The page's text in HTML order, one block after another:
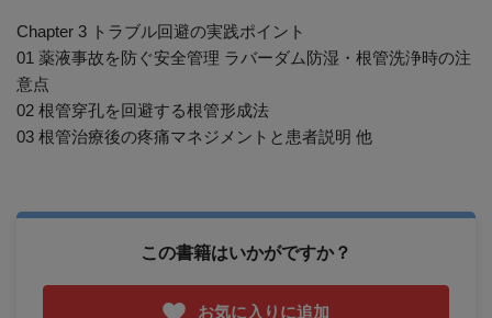
Chapter 3 トラブル回避の実践ポイント
01 薬液事故を防ぐ安全管理 ラバーダム防湿・根管洗浄時の注
意点
02 根管穿孔を回避する根管形成法
03 根管治療後の疼痛マネジメントと患者説明 他
この書籍はいかがですか？
お気に入りに追加